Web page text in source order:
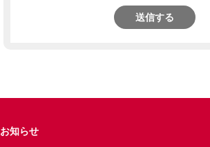
送信する
お知らせ